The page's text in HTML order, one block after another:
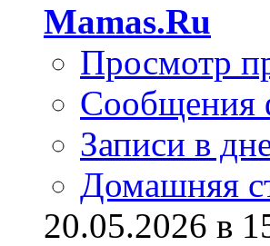
Mamas.Ru
Просмотр
Сообщения
Записи в
Домашняя
20.05.2026 в